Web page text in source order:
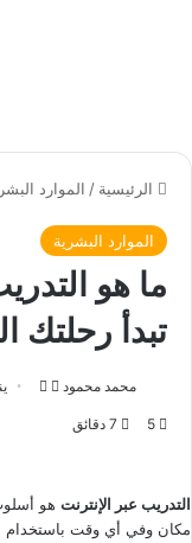
الرئيسية / الموارد
الموارد البشرية
ما هو
تبدأ رحلتك
محمد محمود
ت
ل ر
5
التدريب عبر الإنترنت هو
مكان وفي أي وقت باستخدام